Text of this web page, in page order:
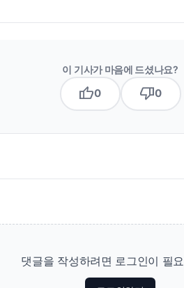
이 기사가 마음에 드셨나요?
thumb_up0 thumb_down0
댓글을 작성하려면 로그인이 필